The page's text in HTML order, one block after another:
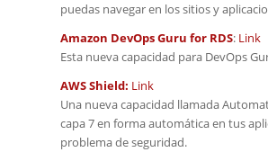
puedas navegar en los sitios y
Amazon DevOps Guru for RDS: Link
Esta nueva capacidad para DevOps
AWS Shield: Link
Una nueva capacidad llamada
capa 7 en forma automática en tus
problema de seguridad.